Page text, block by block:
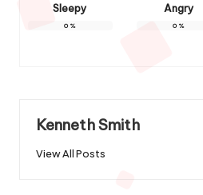
Sleepy
0%
Angry
0%
Kenneth Smith
View All Posts